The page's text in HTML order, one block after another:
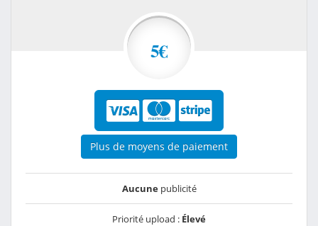
5€
Plus de moyens de paiement
Aucunepublicité
Priorité upload : Élevé